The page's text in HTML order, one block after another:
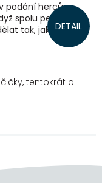
DETAIL
podání herců z
spolu pejsek a
tak, jak to dělají
tentokrát o